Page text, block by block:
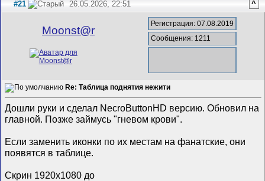
#21 26.05.2026, 22:51 ^
Mооnst@r
Регистрация: 07.08.2019
Сообщения: 1211
Re: Таблица поднятия нежити
Дошли руки и сделал NecroButtonHD версию. Обновил на
главной. Позже займусь "гневом крови".
Если заменить иконки по их местам на фанатские, они
появятся в таблице.
Скрин 1920x1080 до